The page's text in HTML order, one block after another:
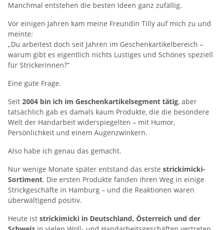
Manchmal entstehen die besten Ideen ganz zufällig.
Vor einigen Jahren kam meine Freundin Tilly auf mich zu und
meinte:
„Du arbeitest doch seit Jahren im Geschenkartikelbereich –
warum gibt es eigentlich nichts Lustiges und Schönes speziell
für Strickerinnen?“
Eine gute Frage.
Seit 2004 bin ich im Geschenkartikelsegment tätig, aber
tatsächlich gab es damals kaum Produkte, die die besondere
Welt der Handarbeit widerspiegelten – mit Humor,
Persönlichkeit und einem Augenzwinkern.
Also habe ich genau das gemacht.
Nur wenige Monate später entstand das erste strickimicki-
Sortiment. Die ersten Produkte fanden ihren Weg in einige
Strickgeschäfte in Hamburg – und die Reaktionen waren
überwältigend positiv.
Heute ist strickimicki in Deutschland, Österreich und der